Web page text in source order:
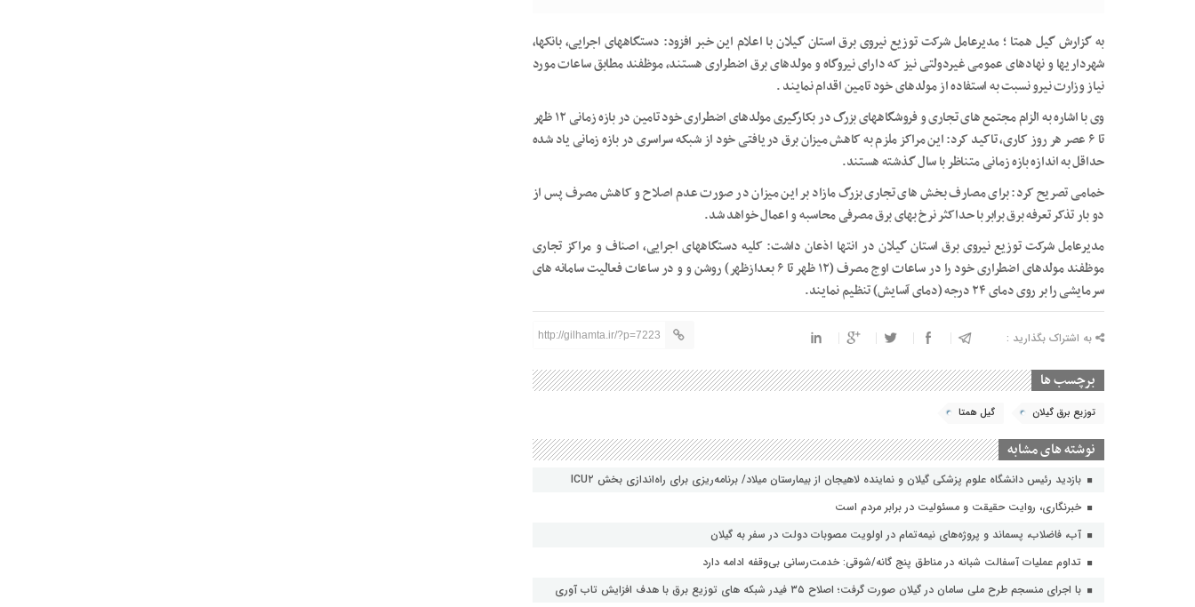
به گزارش گیل همتا ؛ مدیرعامل شرکت توزیع نیروی برق استان گیلان با اعلام این خبر افزود: دستگاههای اجرایی، بانکها،
شهرداریها و نهادهای عمومی غیردولتی نیز که دارای نیروگاه و مولدهای برق اضطراری هستند، موظفند مطابق ساعات مورد
نیاز وزارت نیرو نسبت به استفاده از مولدهای خود تامین اقدام نمایند .
وی با اشاره به الزام مجتمع های تجاری و فروشگاههای بزرگ در بکارگیری مولدهای اضطراری خود تامین در بازه زمانی ۱۲ ظهر
تا ۶ عصر هر روز کاری، تاکید کرد: این مراکز ملزم به کاهش میزان برق دریافتی خود از شبکه سراسری در بازه زمانی یاد شده
حداقل به اندازه بازه زمانی متناظر با سال گذشته هستند.
خمامی تصریح کرد: برای مصارف بخش های تجاری بزرگ مازاد بر این میزان در صورت عدم اصلاح و کاهش مصرف پس از
دو بار تذکر تعرفه برق برابر با حداکثر نرخ بهای برق مصرفی محاسبه و اعمال خواهد شد.
مدیرعامل شرکت توزیع نیروی برق استان گیلان در انتها اذعان داشت: کلیه دستگاههای اجرایی، اصناف و مراکز تجاری
موظفند مولدهای اضطراری خود را در ساعات اوج مصرف (۱۲ ظهر تا ۶ بعدازظهر) روشن و و در ساعات فعالیت سامانه های
سرمایشی را بر روی دمای ۲۴ درجه (دمای آسایش) تنظیم نمایند.
به اشتراک بگذارید : http://gilhamta.ir/?p=7223
برچسب ها
توزیع برق گیلان گیل همتا
نوشته های مشابه
بازدید رئیس دانشگاه علوم پزشکی گیلان و نماینده لاهیجان از بیمارستان میلاد/ برنامه‌ریزی برای راه‌اندازی بخش ICU۲
خبرنگاری، روایت حقیقت و مسئولیت‌ در برابر مردم است
آب، فاضلاب، پسماند و پروژه‌های نیمه‌تمام در اولویت مصوبات دولت در سفر به گیلان
تداوم عملیات آسفالت‌ شبانه در مناطق پنج گانه/شوقی: خدمت‌رسانی بی‌وقفه ادامه دارد
با اجرای منسجم طرح ملی سامان در گیلان صورت گرفت؛ اصلاح ۳۵ فیدر شبکه های توزیع برق با هدف افزایش تاب آوری